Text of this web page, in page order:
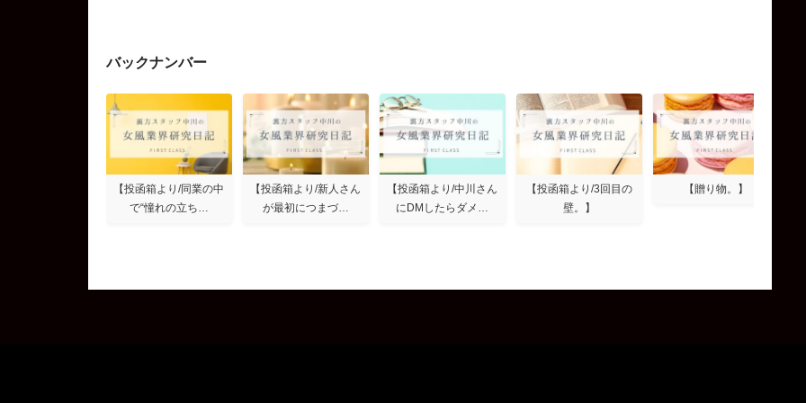
バックナンバー
【投函箱より/同業の中
で“憧れの立ち…
【投函箱より/新人さん
が最初につまづ…
【投函箱より/中川さん
にDMしたらダメ…
【投函箱より/3回目の
壁。】
【贈り物。】